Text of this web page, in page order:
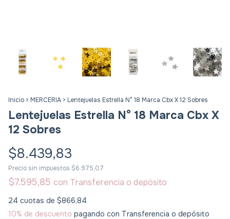
Inicio > MERCERIA > Lentejuelas Estrella N° 18 Marca Cbx X 12 Sobres
Lentejuelas Estrella N° 18 Marca Cbx X
12 Sobres
$8.439,83
Precio sin impuestos $6.975,07
$7.595,85 con Transferencia o depósito
24 cuotas de $866,84
10% de descuento pagando con Transferencia o depósito